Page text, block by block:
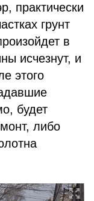
практически
грунт
в
исчезнут, и
этого
будет
либо